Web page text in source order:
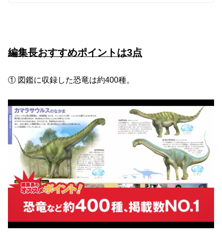
編集長おすすめポイントは3点
① 図鑑に収録した恐竜は約400種。